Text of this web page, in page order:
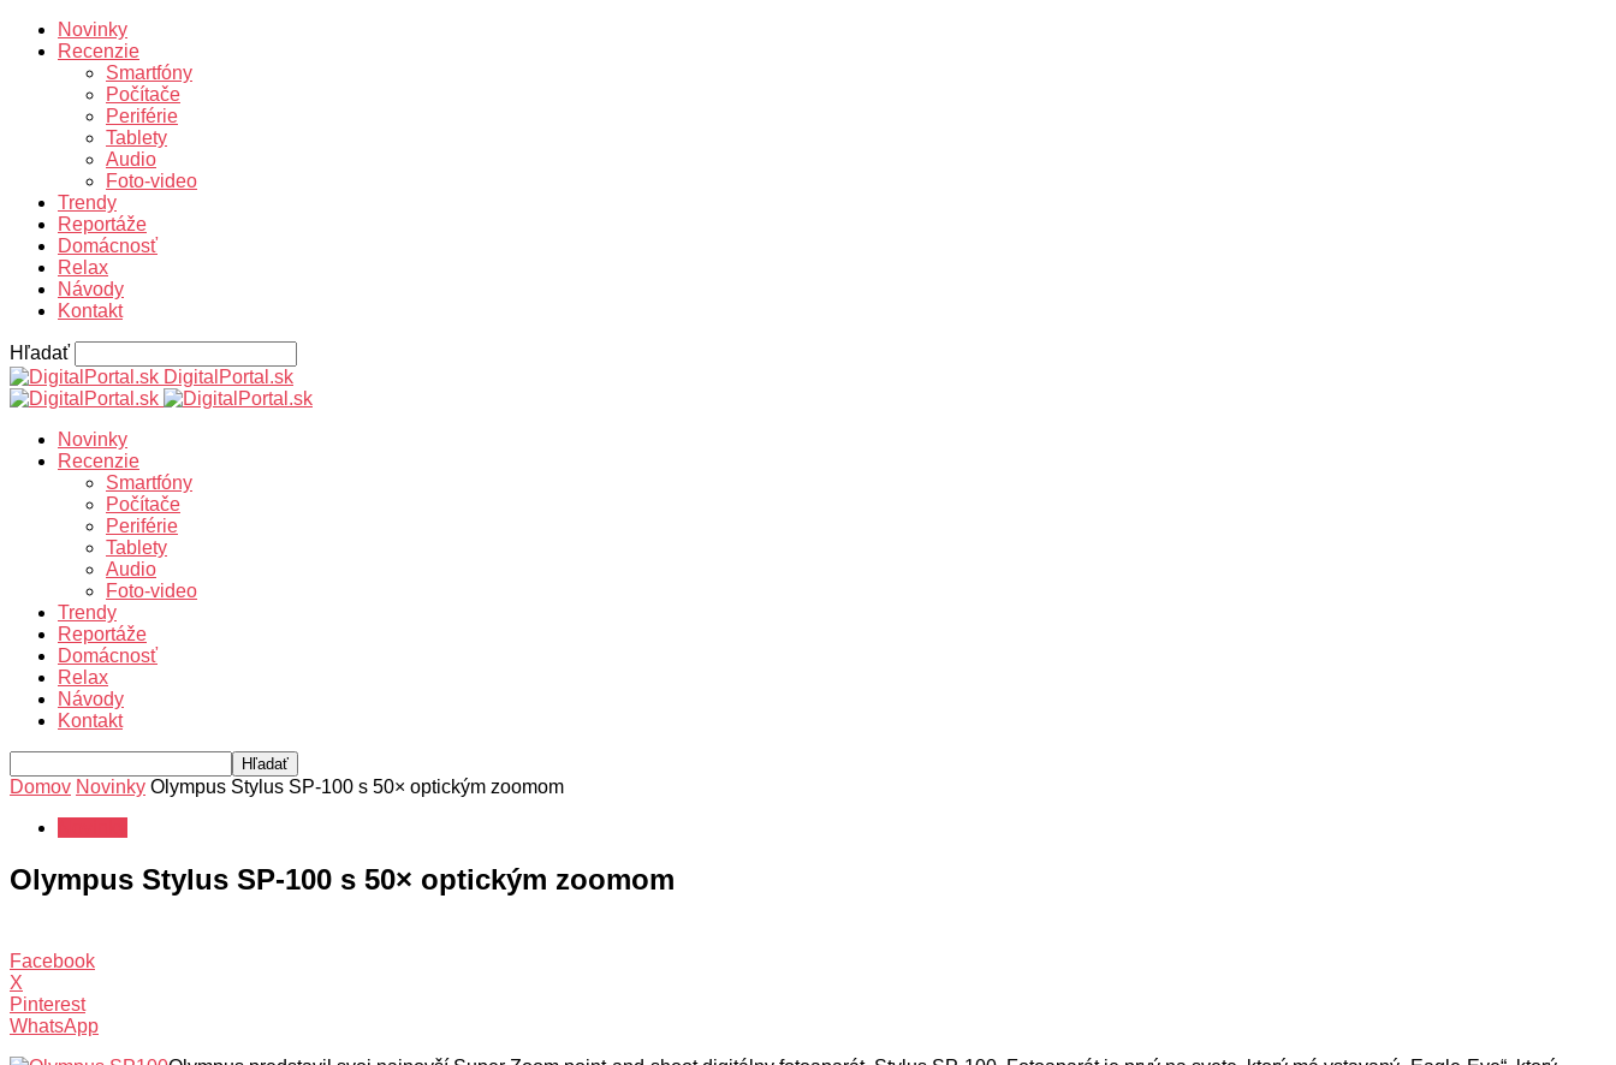
Novinky
Recenzie
Smartfóny
Počítače
Periférie
Tablety
Audio
Foto-video
Trendy
Reportáže
Domácnosť
Relax
Návody
Kontakt
Hľadať
DigitalPortal.sk
Novinky
Recenzie
Smartfóny
Počítače
Periférie
Tablety
Audio
Foto-video
Trendy
Reportáže
Domácnosť
Relax
Návody
Kontakt
Domov Novinky Olympus Stylus SP-100 s 50× optickým zoomom
Olympus Stylus SP-100 s 50× optickým zoomom
Facebook
X
Pinterest
WhatsApp